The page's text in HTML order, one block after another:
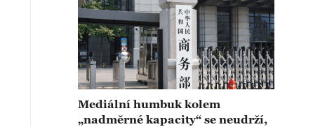
Mediální humbuk kolem
„nadměrné kapacity“ se neudrží,